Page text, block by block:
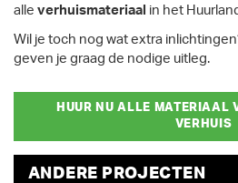
alle verhuismateriaal in het
Wil je toch nog wat extra
geven je graag de nodige uitleg.
HUUR NU ALLE MATERIAAL
VERHUIS
ANDERE PROJECTEN